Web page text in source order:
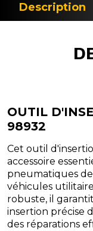
Description
OUTIL
98932
Cet outil
accessoire
pneumatiques
véhicules
robuste, il
insertion précise
des réparations